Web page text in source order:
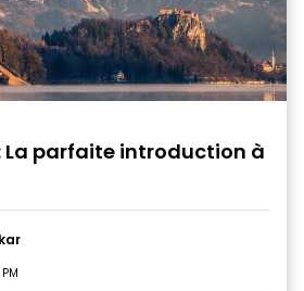
La parfaite introduction à